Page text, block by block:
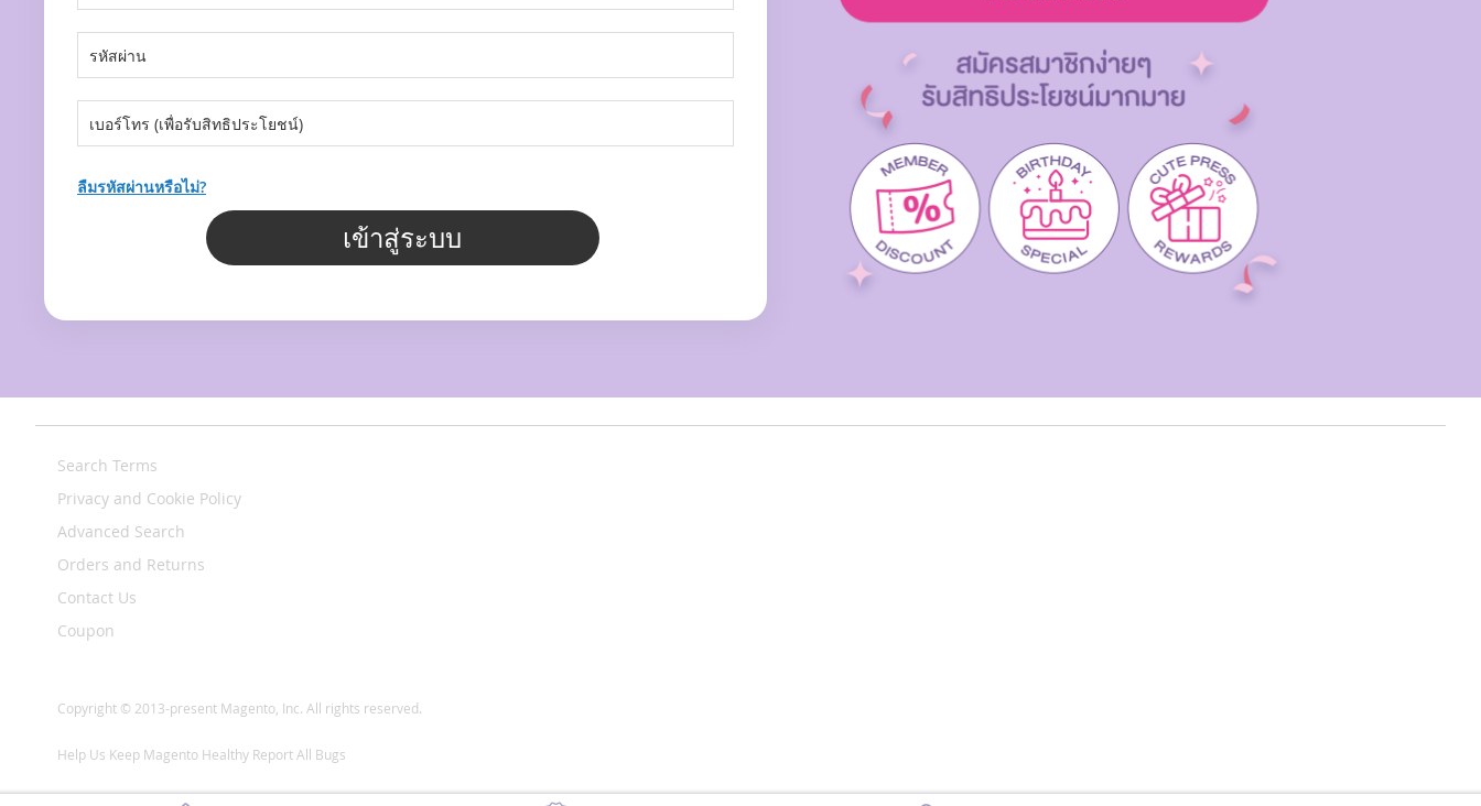
ลืมรหัสผ่านหรือไม่?
เข้าสู่ระบบ
Search Terms
Privacy and Cookie Policy
Advanced Search
Orders and Returns
Contact Us
Coupon
Copyright © 2013-present Magento, Inc. All rights reserved.
Help Us Keep Magento Healthy Report All Bugs